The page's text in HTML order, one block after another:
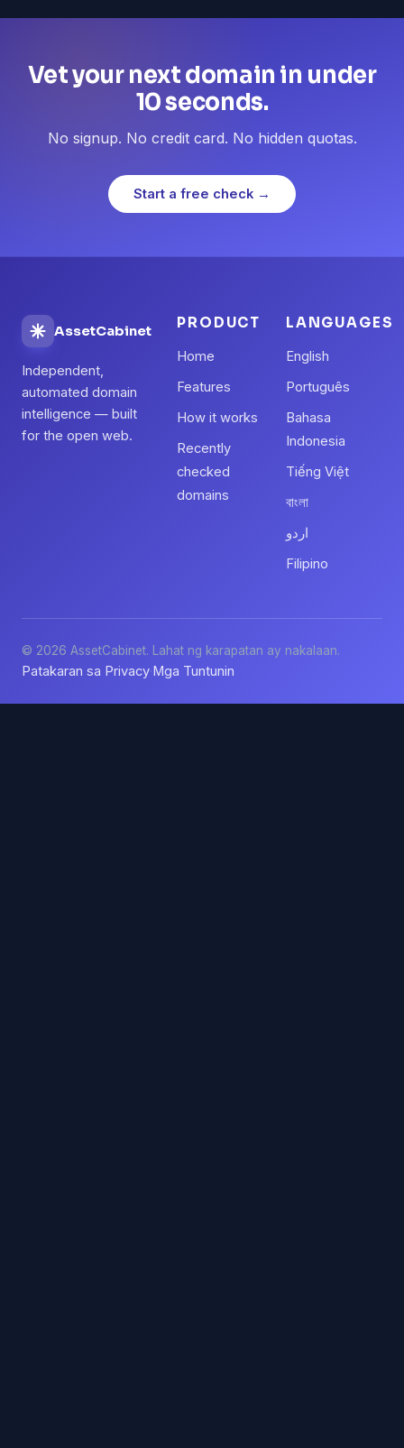
Vet your next domain in under
10 seconds.
No signup. No credit card. No hidden quotas.
Start a free check →
AssetCabinet
Independent,
automated domain
intelligence — built
for the open web.
PRODUCT
Home
Features
How it works
Recently
checked
domains
LANGUAGES
English
Português
Bahasa
Indonesia
Tiếng Việt
বাংলা
اردو
Filipino
© 2026 AssetCabinet. Lahat ng karapatan ay nakalaan.
Patakaran sa Privacy·Mga Tuntunin